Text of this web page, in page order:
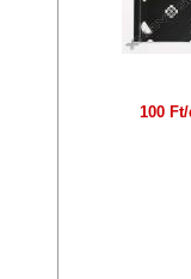
100